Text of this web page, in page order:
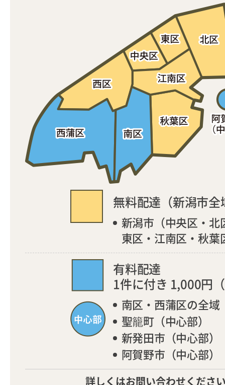
無料配達（新潟市全
新潟市（中央区・北
東区・江南区・秋葉
有料配達
1件に付き 1,000円
南区・西蒲区の全域
聖籠町（中心部）
新発田市（中心部）
阿賀野市（中心部）
詳しくはお問い合わせくださ